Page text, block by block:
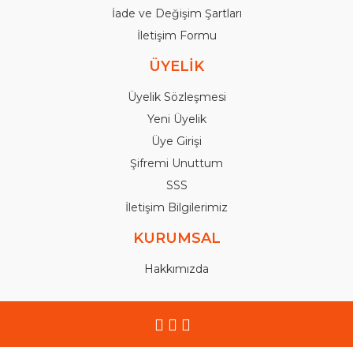
İade ve Değişim Şartları
İletişim Formu
ÜYELİK
Üyelik Sözleşmesi
Yeni Üyelik
Üye Girişi
Şifremi Unuttum
SSS
İletişim Bilgilerimiz
KURUMSAL
Hakkımızda